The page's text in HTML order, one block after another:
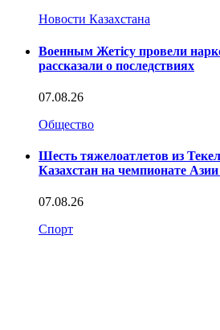
Новости Казахстана
Военным Жетісу провели
рассказали о последствиях
07.08.26
Общество
Шесть тяжелоатлетов из
Казахстан на чемпионате
07.08.26
Спорт